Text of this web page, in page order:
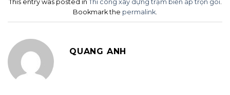
This entry was posted in Thi công xây dựng trạm biến áp trọn gói.
Bookmark the permalink.
QUANG ANH